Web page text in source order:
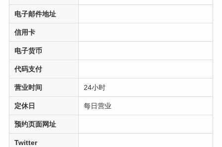
电子邮件地址
信用卡
电子货币
代码支付
营业时间 24小时
定休日 每日营业
预约页面网址
Twitter